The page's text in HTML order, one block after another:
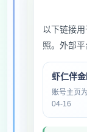
以下链接
照。外部平
虾仁伴
账号主页
04-16